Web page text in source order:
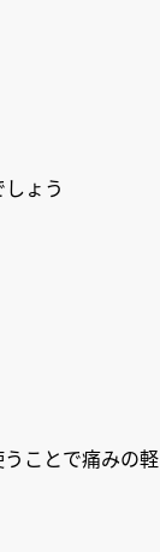
ょう
ことで痛みの軽